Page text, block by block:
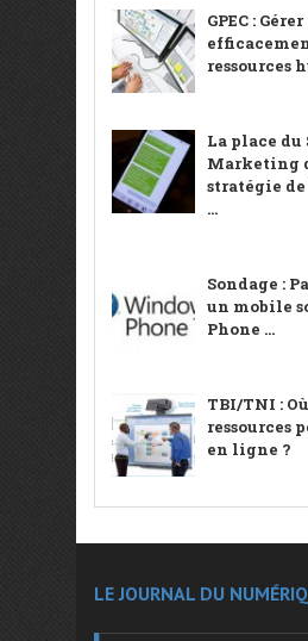
GPEC :
ressources
La place du
Marketing
stratégie
...
Sondage :
un mobile
Phone ...
TBI/TNI :
ressources
en ligne ?
LE JOURNAL DU